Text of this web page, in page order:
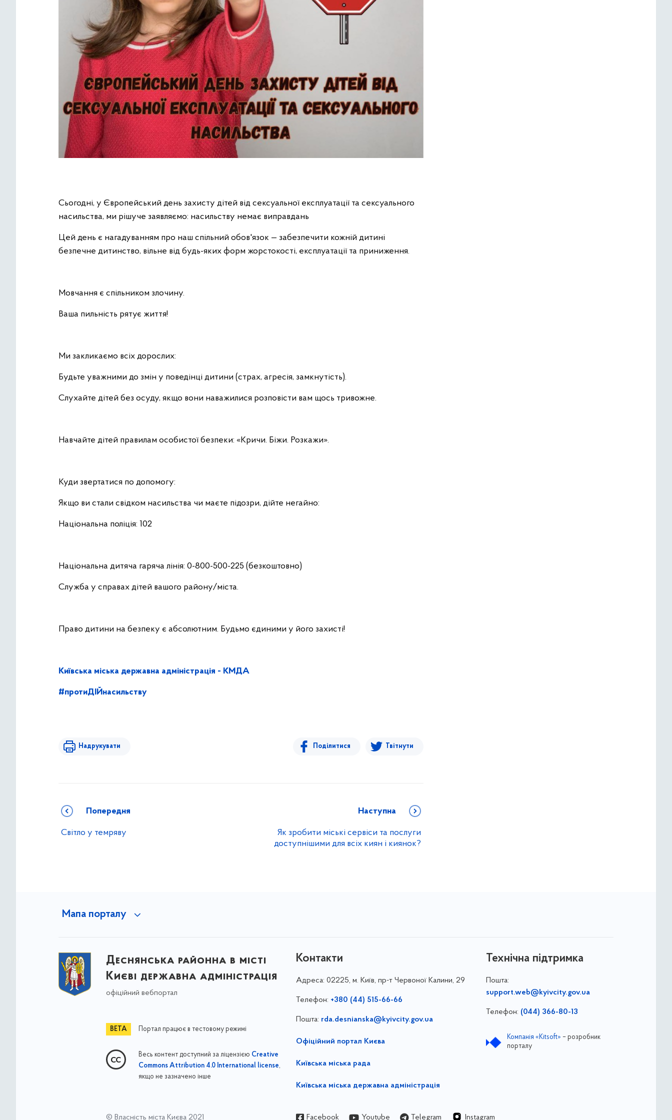
Сьогодні, у Європейський день захисту дітей від сексуальної експлуатації та сексуального
насильства, ми рішуче заявляємо: насильству немає виправдань
Цей день є нагадуванням про наш спільний обов'язок — забезпечити кожній дитині
безпечне дитинство, вільне від будь-яких форм жорстокості, експлуатації та приниження.
Мовчання є спільником злочину.
Ваша пильність рятує життя!
Ми закликаємо всіх дорослих:
Будьте уважними до змін у поведінці дитини (страх, агресія, замкнутість).
Слухайте дітей без осуду, якщо вони наважилися розповісти вам щось тривожне.
Навчайте дітей правилам особистої безпеки: «Кричи. Біжи. Розкажи».
Куди звертатися по допомогу:
Якщо ви стали свідком насильства чи маєте підозри, дійте негайно:
Національна поліція: 102
Національна дитяча гаряча лінія: 0-800-500-225 (безкоштовно)
Служба у справах дітей вашого району/міста.
Право дитини на безпеку є абсолютним. Будьмо єдиними у його захисті!
Київська міська державна адміністрація - КМДА
#протиДІЙнасильству
Надрукувати Поділитися Твітнути
Попередня
Світло у темряву
Наступна
Як зробити міські сервіси та послуги
доступнішими для всіх киян і киянок?
Мапа порталу
Деснянська районна в місті
Києві державна адміністрація
офіційний вебпортал
Портал працює в тестовому режимі
Весь контент доступний за ліцензією Creative
Commons Attribution 4.0 International license,
якщо не зазначено інше
Контакти
Адреса: 02225, м. Київ, пр-т Червоної Калини, 29
Телефон: +380 (44) 515-66-66
Пошта: rda.desnianska@kyivcity.gov.ua
Офіційний портал Києва
Київська міська рада
Київська міська державна адміністрація
Технічна підтримка
Пошта:
support.web@kyivcity.gov.ua
Телефон: (044) 366-80-13
Компанія «Kitsoft» – розробник
порталу
© Власність міста Києва 2021 Facebook Youtube Telegram Instagram